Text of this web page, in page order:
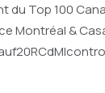
du Top 100
Montréal &